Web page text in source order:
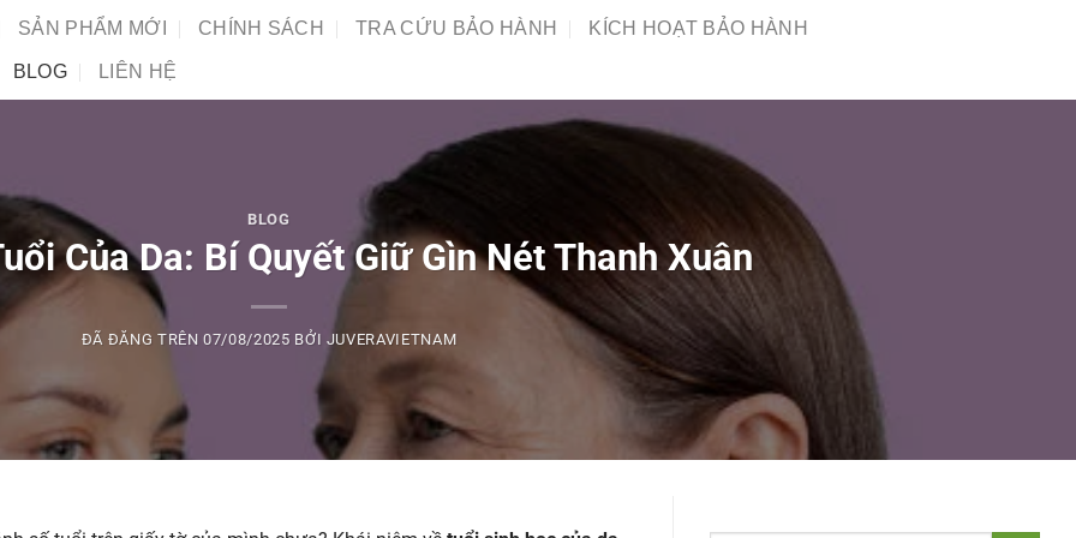
SẢN PHẨM MỚI CHÍNH SÁCH TRA CỨU BẢO HÀNH KÍCH HOẠT BẢO HÀNH
BLOG LIÊN HỆ
BLOG
Của Da: Bí Quyết Giữ Gìn Nét Thanh Xuân
ĐÃ ĐĂNG TRÊN07/08/2025 BỞI JUVERAVIETNAM